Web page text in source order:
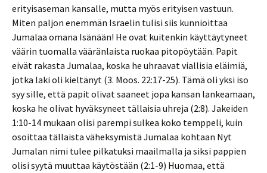
erityisaseman kansalle, mutta myös erityisen vastuun.
Miten paljon enemmän Israelin tulisi siis kunnioittaa
Jumalaa omana Isänään! He ovat kuitenkin käyttäytyneet
väärin tuomalla vääränlaista ruokaa pitopöytään. Papit
eivät rakasta Jumalaa, koska he uhraavat viallisia eläimiä,
jotka laki oli kieltänyt (3. Moos. 22:17-25). Tämä oli yksi iso
syy sille, että papit olivat saaneet jopa kansan lankeamaan,
koska he olivat hyväksyneet tällaisia uhreja (2:8). Jakeiden
1:10-14 mukaan olisi parempi sulkea koko temppeli, kuin
osoittaa tällaista väheksymistä Jumalaa kohtaan Nyt
Jumalan nimi tulee pilkatuksi maailmalla ja siksi pappien
olisi syytä muuttaa käytöstään (2:1-9) Huomaa, että